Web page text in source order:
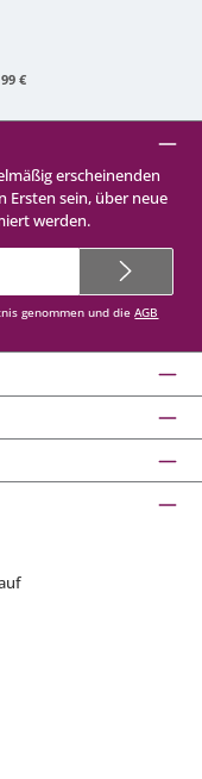
€
erscheinenden
Ersten sein, über neue
werden.
genommen und dieAGB